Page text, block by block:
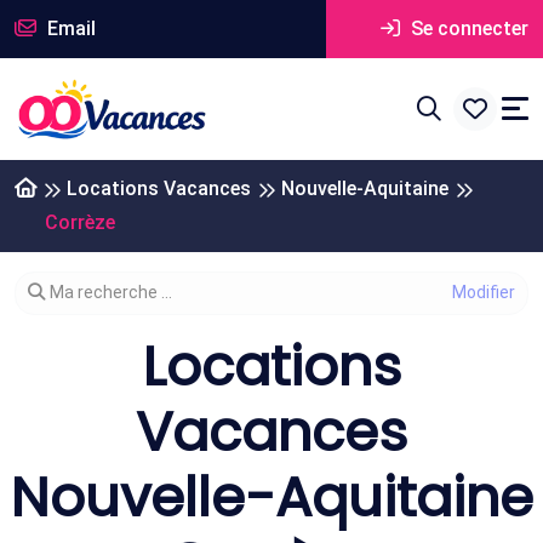
Email Se connecter
Locations Vacances
Nouvelle-Aquitaine
Corrèze
Modifier votre recherche
Ma recherche ...
Locations
Vacances
Nouvelle-Aquitaine